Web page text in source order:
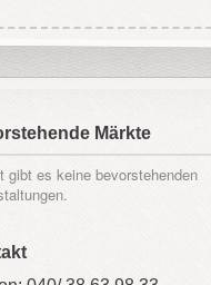
Märkte
gibt es keine bevorstehenden